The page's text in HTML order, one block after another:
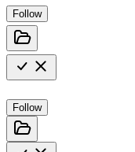
Follow
Follow